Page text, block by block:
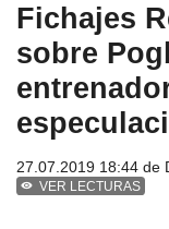
Fichajes
sobre
27.07.2019 18:44 de
VER LECTURAS